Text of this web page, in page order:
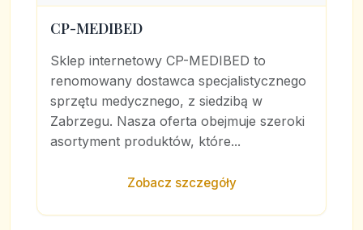
CP-MEDIBED
Sklep internetowy CP-MEDIBED to
renomowany dostawca specjalistycznego
sprzętu medycznego, z siedzibą w
Zabrzegu. Nasza oferta obejmuje szeroki
asortyment produktów, które...
Zobacz szczegóły